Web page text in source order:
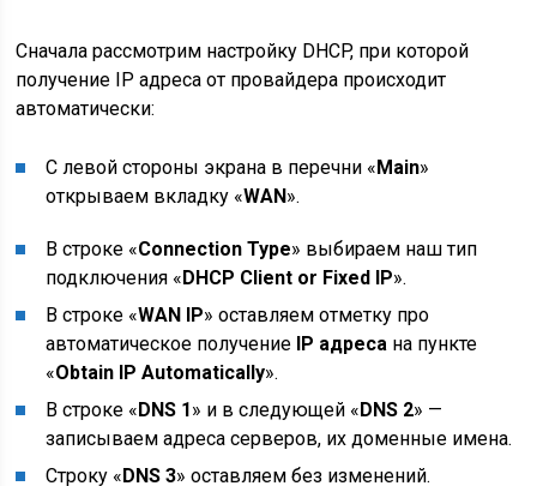
Сначала рассмотрим настройку DHCP, при которой
получение IP адреса от провайдера происходит
автоматически:
С левой стороны экрана в перечни «Main»
открываем вкладку «WAN».
В строке «Connection Type» выбираем наш тип
подключения «DHCP Client or Fixed IP».
В строке «WAN IP» оставляем отметку про
автоматическое получение IP адреса на пункте
«Obtain IP Automatically».
В строке «DNS 1» и в следующей «DNS 2» —
записываем адреса серверов, их доменные имена.
Строку «DNS 3» оставляем без изменений.